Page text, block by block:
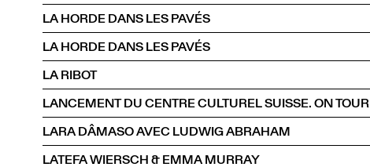
LA HORDE DANS LES PAVÉS
LA HORDE DANS LES PAVÉS
LA RIBOT
LANCEMENT DU CENTRE CULTUREL SUISSE. ON TOUR
LARA DÂMASO AVEC LUDWIG ABRAHAM
LATEFA WIERSCH & EMMA MURRAY